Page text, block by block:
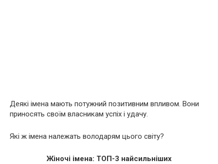
Деякі імена мають потужний позитивним впливом. Вони
приносять своїм власникам успіх і удачу.
Які ж імена належать володарям цього світу?
Жіночі імена: ТОП-3 найсильніших